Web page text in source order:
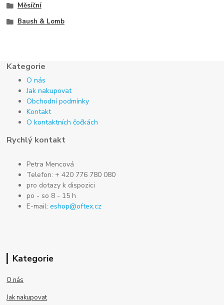
Měsíční
Baush & Lomb
Kategorie
O nás
Jak nakupovat
Obchodní podmínky
Kontakt
O kontaktních čočkách
Rychlý kontakt
Petra Mencová
Telefon: + 420 776 780 080
pro dotazy k dispozici
po - so 8 - 15 h
E-mail:eshop@oftex.cz
Kategorie
O nás
Jak nakupovat